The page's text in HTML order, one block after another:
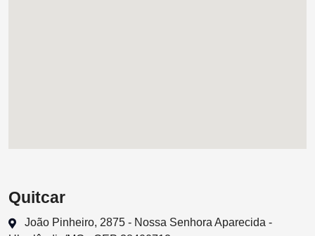
Quitcar
João Pinheiro, 2875 - Nossa Senhora Aparecida -